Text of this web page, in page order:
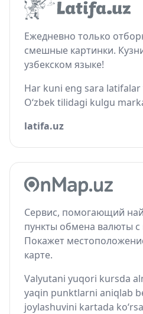
Ежедневно только
смешные картинки.
узбекском языке!
Har kuni eng sara
O‘zbek tilidagi kulgu
latifa.uz
Сервис, помогающий
пункты обмена валюты
Покажет
карте.
Valyutani yuqori kursda
yaqin punktlarni aniqlab
joylashuvini kartada